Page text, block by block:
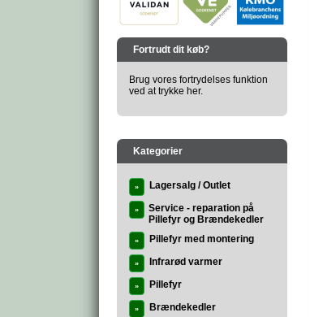
Fortrudt dit køb?
Brug vores fortrydelses funktion
ved at trykke her.
Kategorier
» Lagersalg / Outlet
»
Service - reparation på
Pillefyr og Brændekedler
» Pillefyr med montering
» Infrarød varmer
» Pillefyr
» Brændekedler